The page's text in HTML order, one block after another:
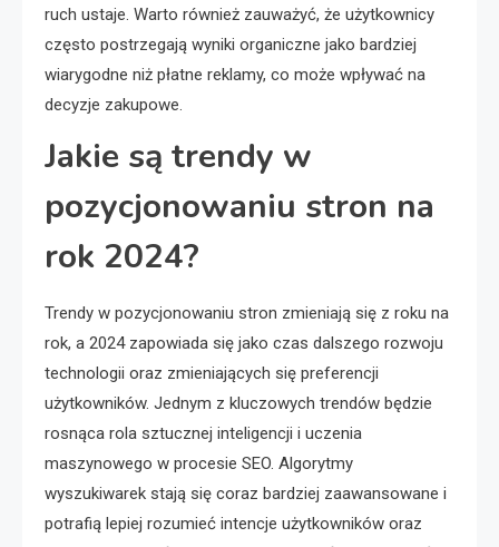
ruch ustaje. Warto również zauważyć, że użytkownicy
często postrzegają wyniki organiczne jako bardziej
wiarygodne niż płatne reklamy, co może wpływać na
decyzje zakupowe.
Jakie są trendy w
pozycjonowaniu stron na
rok 2024?
Trendy w pozycjonowaniu stron zmieniają się z roku na
rok, a 2024 zapowiada się jako czas dalszego rozwoju
technologii oraz zmieniających się preferencji
użytkowników. Jednym z kluczowych trendów będzie
rosnąca rola sztucznej inteligencji i uczenia
maszynowego w procesie SEO. Algorytmy
wyszukiwarek stają się coraz bardziej zaawansowane i
potrafią lepiej rozumieć intencje użytkowników oraz